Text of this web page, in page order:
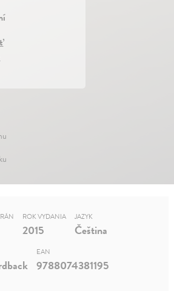
ROK VYDANIA
2015
JAZYK
Čeština
EAN
9788074381195